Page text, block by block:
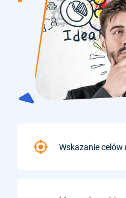
Wskazanie